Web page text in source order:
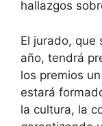
hallazgos
El jurado, que
año, tendrá
los premios
estará
la cultura, la